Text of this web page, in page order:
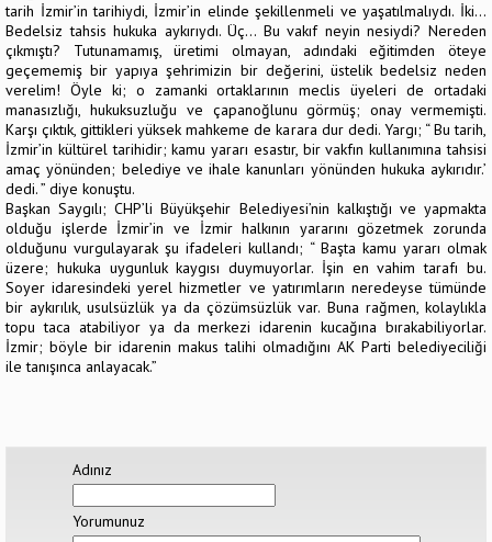
tarih İzmir’in tarihiydi, İzmir’in elinde şekillenmeli ve yaşatılmalıydı. İki…
Bedelsiz tahsis hukuka aykırıydı. Üç… Bu vakıf neyin nesiydi? Nereden
çıkmıştı? Tutunamamış, üretimi olmayan, adındaki eğitimden öteye
geçememiş bir yapıya şehrimizin bir değerini, üstelik bedelsiz neden
verelim! Öyle ki; o zamanki ortaklarının meclis üyeleri de ortadaki
manasızlığı, hukuksuzluğu ve çapanoğlunu görmüş; onay vermemişti.
Karşı çıktık, gittikleri yüksek mahkeme de karara dur dedi. Yargı; “ Bu tarih,
İzmir’in kültürel tarihidir; kamu yararı esastır, bir vakfın kullanımına tahsisi
amaç yönünden; belediye ve ihale kanunları yönünden hukuka aykırıdır.’
dedi. ” diye konuştu.
Başkan Saygılı; CHP’li Büyükşehir Belediyesi’nin kalkıştığı ve yapmakta
olduğu işlerde İzmir’in ve İzmir halkının yararını gözetmek zorunda
olduğunu vurgulayarak şu ifadeleri kullandı; “ Başta kamu yararı olmak
üzere; hukuka uygunluk kaygısı duymuyorlar. İşin en vahim tarafı bu.
Soyer idaresindeki yerel hizmetler ve yatırımların neredeyse tümünde
bir aykırılık, usulsüzlük ya da çözümsüzlük var. Buna rağmen, kolaylıkla
topu taca atabiliyor ya da merkezi idarenin kucağına bırakabiliyorlar.
İzmir; böyle bir idarenin makus talihi olmadığını AK Parti belediyeciliği
ile tanışınca anlayacak.”
Adınız
Yorumunuz